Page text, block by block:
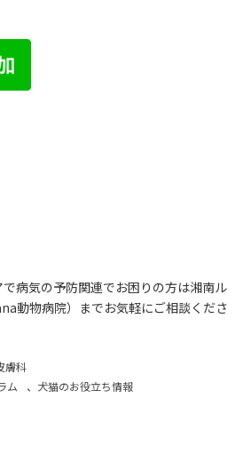
病気の予防関連でお困りの方は湘南ル
動物病院）までお気軽にご相談くださ
膚科
ム 、 犬猫のお役立ち情報